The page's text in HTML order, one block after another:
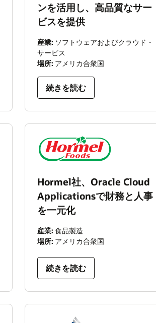
ンを活用し、高品質なサー
ビスを提供
産業:
サービス
場所: アメリカ合衆国
続きを読む
Hormel社、Oracle Cloud
Applicationsで財務と人事
を一元化
産業: 食品製造
場所: アメリカ合衆国
続きを読む